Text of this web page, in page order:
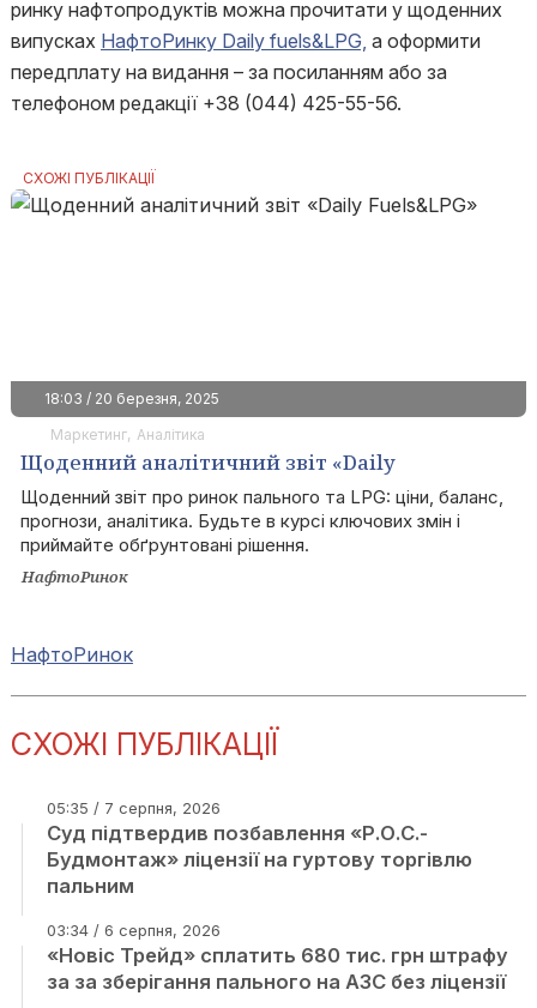
ринку нафтопродуктів можна прочитати у щоденних
випусках НафтоРинку Daily fuels&LPG, а оформити
передплату на видання – за посиланням або за
телефоном редакції +38 (044) 425-55-56.
СХОЖІ ПУБЛІКАЦІЇ
18:03 / 20 березня, 2025
Маркетинг
Аналітика
Щоденний аналітичний звіт «Daily
Fuels&LPG»
Щоденний звіт про ринок пального та LPG: ціни, баланс,
прогнози, аналітика. Будьте в курсі ключових змін і
приймайте обґрунтовані рішення.
НафтоРинок
НафтоРинок
СХОЖІ ПУБЛІКАЦІЇ
05:35 / 7 серпня, 2026
Суд підтвердив позбавлення «Р.О.С.-
Будмонтаж» ліцензії на гуртову торгівлю
пальним
03:34 / 6 серпня, 2026
«Новіс Трейд» сплатить 680 тис. грн штрафу
за за зберігання пального на АЗС без ліцензії